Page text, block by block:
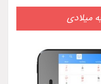
میلادی